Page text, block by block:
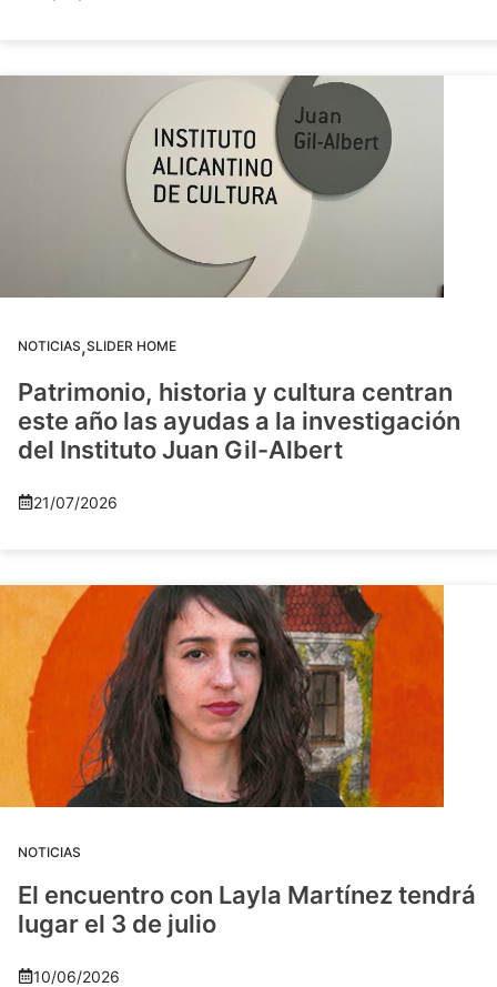
NOTICIAS,SLIDER HOME
Patrimonio, historia y cultura centran
este año las ayudas a la investigación
del Instituto Juan Gil-Albert
21/07/2026
NOTICIAS
El encuentro con Layla Martínez tendrá
lugar el 3 de julio
10/06/2026